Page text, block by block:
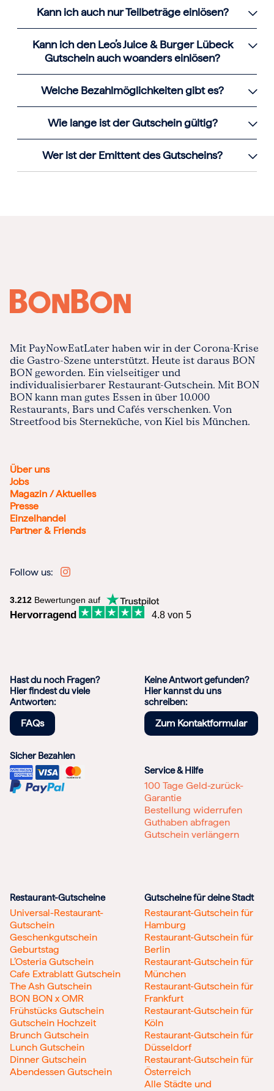
Kann ich auch nur Teilbeträge einlösen?
Kann ich den Leo’s Juice & Burger Lübeck
Gutschein auch woanders einlösen?
Welche Bezahlmöglichkeiten gibt es?
Wie lange ist der Gutschein gültig?
Wer ist der Emittent des Gutscheins?
Mit PayNowEatLater haben wir in der Corona-Krise
die Gastro-Szene unterstützt. Heute ist daraus BON
BON geworden. Ein vielseitiger und
individualisierbarer Restaurant-Gutschein. Mit BON
BON kann man gutes Essen in über 10.000
Restaurants, Bars und Cafés verschenken. Von
Streetfood bis Sterneküche, von Kiel bis München.
Über uns
Jobs
Magazin / Aktuelles
Presse
Einzelhandel
Partner & Friends
Follow us:
3.212 Bewertungen auf
Hervorragend 4.8 von 5
Hast du noch Fragen?
Hier findest du viele
Antworten:
FAQs
Keine Antwort gefunden?
Hier kannst du uns
schreiben:
Zum Kontaktformular
Sicher Bezahlen
Service & Hilfe
100 Tage Geld-zurück-
Garantie
Bestellung widerrufen
Guthaben abfragen
Gutschein verlängern
Restaurant-Gutscheine
Universal-Restaurant-
Gutschein
Geschenkgutschein
Geburtstag
L’Osteria Gutschein
Cafe Extrablatt Gutschein
The Ash Gutschein
BON BON x OMR
Frühstücks Gutschein
Gutschein Hochzeit
Brunch Gutschein
Lunch Gutschein
Dinner Gutschein
Abendessen Gutschein
Gutscheine für deine Stadt
Restaurant-Gutschein für
Hamburg
Restaurant-Gutschein für
Berlin
Restaurant-Gutschein für
München
Restaurant-Gutschein für
Frankfurt
Restaurant-Gutschein für
Köln
Restaurant-Gutschein für
Düsseldorf
Restaurant-Gutschein für
Österreich
Alle Städte und